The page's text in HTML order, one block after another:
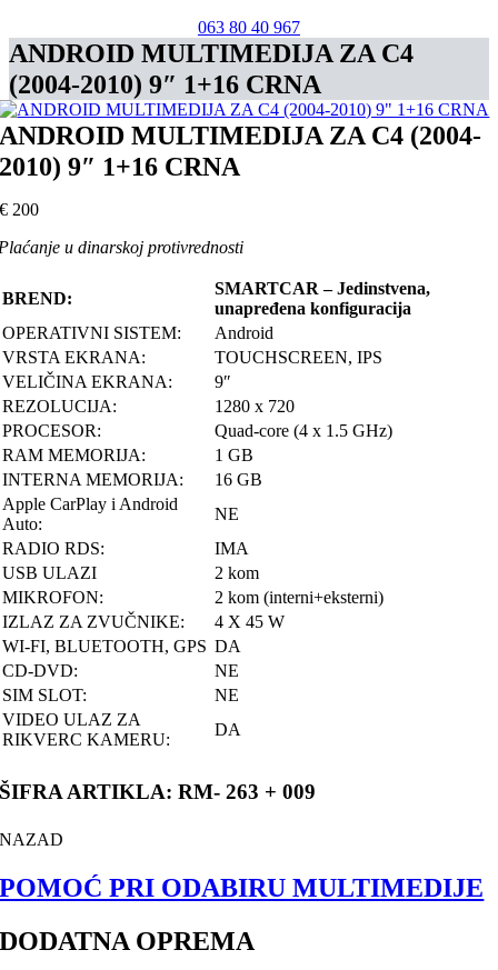
063 80 40 967
ANDROID MULTIMEDIJA ZA C4
(2004-2010) 9″ 1+16 CRNA
ANDROID MULTIMEDIJA ZA C4 (2004-
2010) 9″ 1+16 CRNA
€ 200
u dinarskoj protivrednosti
BREND:
SMARTCAR – Jedinstvena,
unapređena konfiguracija
OPERATIVNI SISTEM:
Android
VRSTA EKRANA:
TOUCHSCREEN, IPS
VELIČINA EKRANA:
9″
REZOLUCIJA:
1280 x 720
PROCESOR:
Quad-core (4 x 1.5 GHz)
RAM MEMORIJA:
1 GB
INTERNA MEMORIJA:
16 GB
Apple CarPlay i Android
Auto:
NE
RADIO RDS:
IMA
USB ULAZI
2 kom
MIKROFON:
2 kom (interni+eksterni)
IZLAZ ZA ZVUČNIKE:
4 X 45 W
WI-FI, BLUETOOTH, GPS DA
CD-DVD:
NE
SIM SLOT:
NE
VIDEO ULAZ ZA
RIKVERC KAMERU:
DA
ŠIFRA ARTIKLA: RM- 263 + 009
NAZAD
POMOĆ PRI ODABIRU MULTIMEDIJE
DODATNA OPREMA